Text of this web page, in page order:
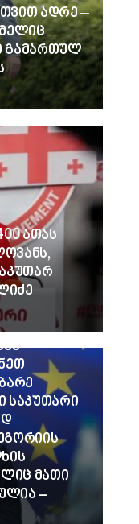
ადრე –
გამართულ
ათას
საკუთარი
მათი
–